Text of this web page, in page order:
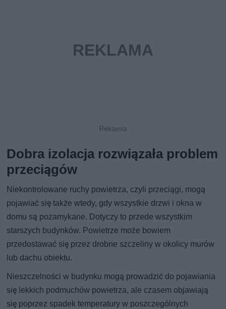
Dobra izolacja rozwiązała problem
przeciągów
Niekontrolowane ruchy powietrza, czyli przeciągi, mogą
pojawiać się także wtedy, gdy wszystkie drzwi i okna w
domu są pozamykane. Dotyczy to przede wszystkim
starszych budynków. Powietrze może bowiem
przedostawać się przez drobne szczeliny w okolicy murów
lub dachu obiektu.
Nieszczelności w budynku mogą prowadzić do pojawiania
się lekkich podmuchów powietrza, ale czasem objawiają
się poprzez spadek temperatury w poszczególnych